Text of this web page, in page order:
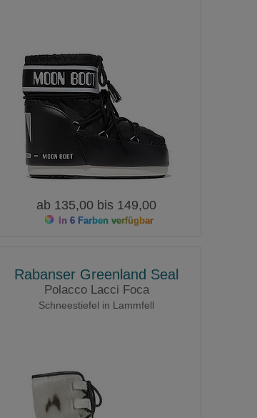
ab 135,00 bis 149,00
In 6 Farben verfügbar
Rabanser Greenland Seal
Polacco Lacci Foca
Schneestiefel in Lammfell